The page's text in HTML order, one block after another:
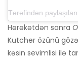
Tərəfindən paylaşılan
Hərəkətdən sonra
Kutcher özünü
kəsin sevimlisi ilə